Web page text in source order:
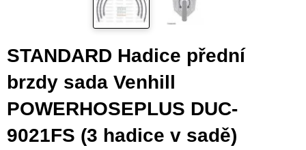
STANDARD Hadice přední
brzdy sada Venhill
POWERHOSEPLUS DUC-
9021FS (3 hadice v sadě)